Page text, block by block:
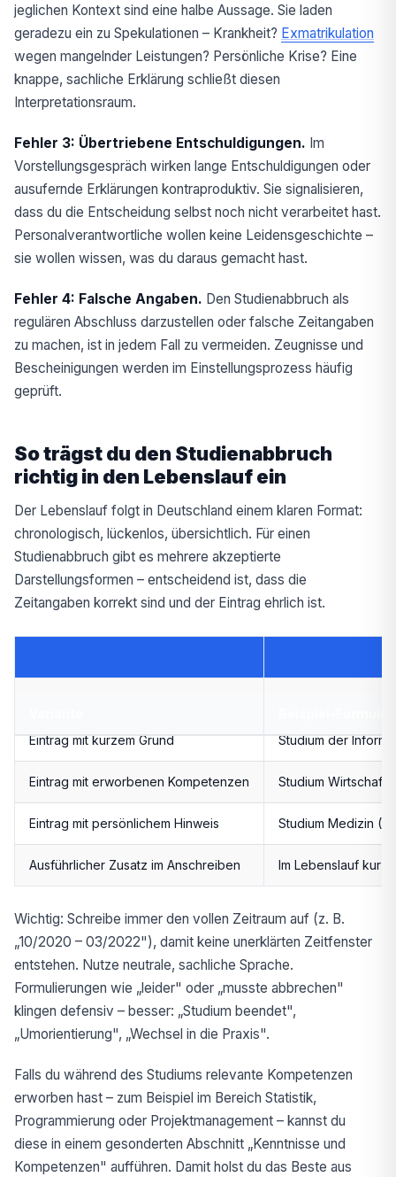
jeglichen Kontext sind eine halbe Aussage. Sie laden
geradezu ein zu Spekulationen – Krankheit? Exmatrikulation
wegen mangelnder Leistungen? Persönliche Krise? Eine
knappe, sachliche Erklärung schließt diesen
Interpretationsraum.
Fehler 3: Übertriebene Entschuldigungen. Im
Vorstellungsgespräch wirken lange Entschuldigungen oder
ausufernde Erklärungen kontraproduktiv. Sie signalisieren,
dass du die Entscheidung selbst noch nicht verarbeitet hast.
Personalverantwortliche wollen keine Leidensgeschichte –
sie wollen wissen, was du daraus gemacht hast.
Fehler 4: Falsche Angaben. Den Studienabbruch als
regulären Abschluss darzustellen oder falsche Zeitangaben
zu machen, ist in jedem Fall zu vermeiden. Zeugnisse und
Bescheinigungen werden im Einstellungsprozess häufig
geprüft.
So trägst du den Studienabbruch
richtig in den Lebenslauf ein
Der Lebenslauf folgt in Deutschland einem klaren Format:
chronologisch, lückenlos, übersichtlich. Für einen
Studienabbruch gibt es mehrere akzeptierte
Darstellungsformen – entscheidend ist, dass die
Zeitangaben korrekt sind und der Eintrag ehrlich ist.
Eintrag mit kurzem Grund Studium der
Eintrag mit erworbenen Kompetenzen Studium
Eintrag mit persönlichem Hinweis Studium Medizin
Ausführlicher Zusatz im Anschreiben Im Lebenslauf
Wichtig: Schreibe immer den vollen Zeitraum auf (z. B.
„10/2020 – 03/2022"), damit keine unerklärten Zeitfenster
entstehen. Nutze neutrale, sachliche Sprache.
Formulierungen wie „leider" oder „musste abbrechen"
klingen defensiv – besser: „Studium beendet",
„Umorientierung", „Wechsel in die Praxis".
Falls du während des Studiums relevante Kompetenzen
erworben hast – zum Beispiel im Bereich Statistik,
Programmierung oder Projektmanagement – kannst du
diese in einem gesonderten Abschnitt „Kenntnisse und
Kompetenzen" aufführen. Damit holst du das Beste aus